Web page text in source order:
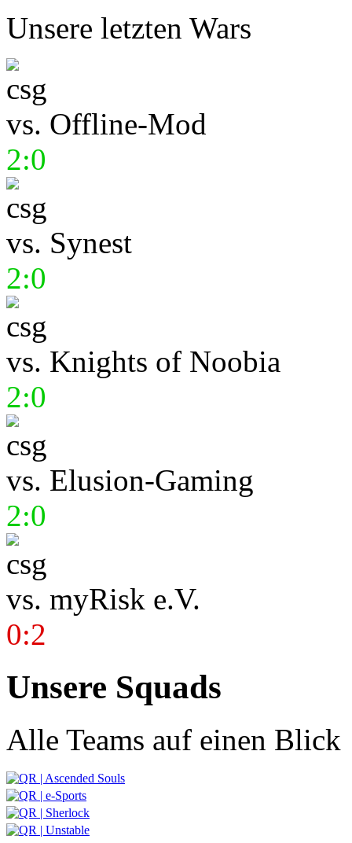
Unsere letzten Wars
vs. Offline-Mod
2:0
vs. Synest
2:0
vs. Knights of Noobia
2:0
vs. Elusion-Gaming
2:0
vs. myRisk e.V.
0:2
Unsere Squads
Alle Teams auf einen Blick